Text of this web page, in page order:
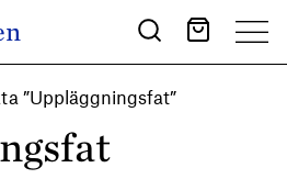
”Uppläggningsfat”